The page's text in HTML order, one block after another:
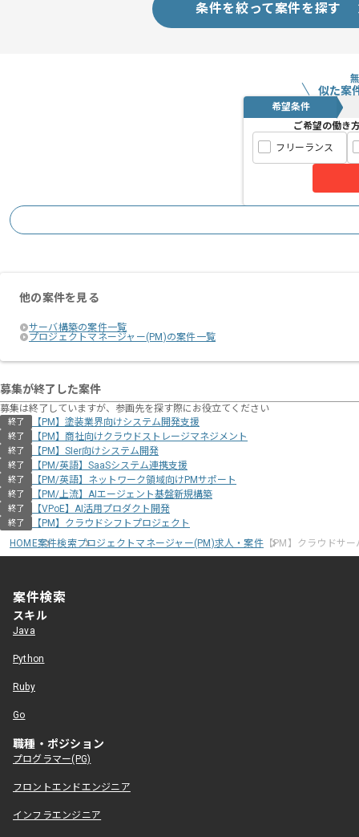
条件を絞って案件を探す
似た案
希望条件
ご希望の働き
フリーランス
他の案件を見る
サーバ構築の案件一覧
プロジェクトマネージャー(PM)の案件一覧
募集が終了した案件
募集は終了していますが、参画先を探す際にお役立てください
終了 【PM】塗装業界向けシステム開発支援
終了 【PM】商社向けクラウドストレージマネジメント
終了 【PM】SIer向けシステム開発
終了 【PM/英語】SaaSシステム連携支援
終了 【PM/英語】ネットワーク領域向けPMサポート
終了 【PM/上流】AIエージェント基盤新規構築
終了 【VPoE】AI活用プロダクト開発
終了
【PM】クラウドシフトプロジェクト
HOME案件検索プロジェクトマネージャー(PM)求人・案件【PM】クラウドサ
案件検索
スキル
Java
Python
Ruby
Go
職種・ポジション
プログラマー(PG)
フロントエンドエンジニア
インフラエンジニア